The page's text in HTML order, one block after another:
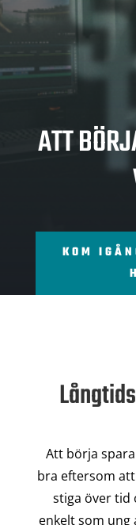
ATT
KOM
Att börja
bra eftersom
stiga över tid
enkelt som ung